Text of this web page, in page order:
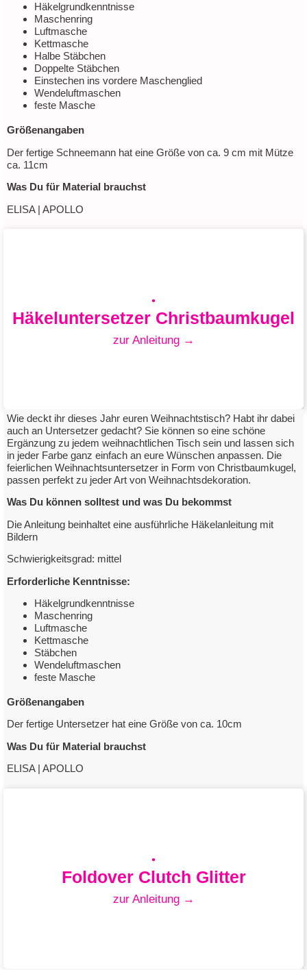
Häkelgrundkenntnisse
Maschenring
Luftmasche
Kettmasche
Halbe Stäbchen
Doppelte Stäbchen
Einstechen ins vordere Maschenglied
Wendeluftmaschen
feste Masche
Größenangaben
Der fertige Schneemann hat eine Größe von ca. 9 cm mit Mütze
ca. 11cm
Was Du für Material brauchst
ELISA | APOLLO
Häkeluntersetzer Christbaumkugel
zur Anleitung →
Häkeluntersetzer Christbaumkugel
zum Downloadlink
Wie deckt ihr dieses Jahr euren Weihnachtstisch? Habt ihr dabei
auch an Untersetzer gedacht? Sie können so eine schöne
Ergänzung zu jedem weihnachtlichen Tisch sein und lassen sich
in jeder Farbe ganz einfach an eure Wünschen anpassen. Die
feierlichen Weihnachtsuntersetzer in Form von Christbaumkugel,
passen perfekt zu jeder Art von Weihnachtsdekoration.
Was Du können solltest und was Du bekommst
Die Anleitung beinhaltet eine ausführliche Häkelanleitung mit
Bildern
Schwierigkeitsgrad: mittel
Erforderliche Kenntnisse:
Häkelgrundkenntnisse
Maschenring
Luftmasche
Kettmasche
Stäbchen
Wendeluftmaschen
feste Masche
Größenangaben
Der fertige Untersetzer hat eine Größe von ca. 10cm
Was Du für Material brauchst
ELISA | APOLLO
Foldover Clutch Glitter
zur Anleitung →